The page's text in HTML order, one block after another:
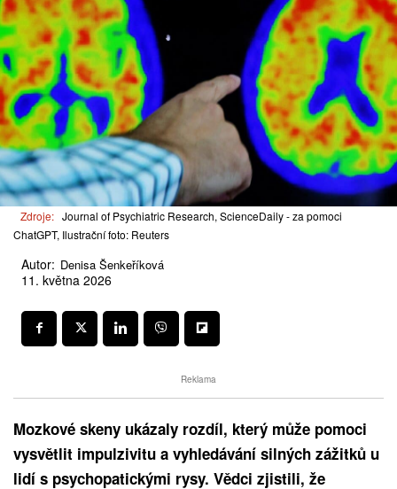
Zdroje: Journal of Psychiatric Research, ScienceDaily - za pomoci
ChatGPT, Ilustrační foto: Reuters
Autor: Denisa Šenkeříková
11. května 2026
Reklama
Mozkové skeny ukázaly rozdíl, který může pomoci
vysvětlit impulzivitu a vyhledávání silných zážitků u
lidí s psychopatickými rysy. Vědci zjistili, že